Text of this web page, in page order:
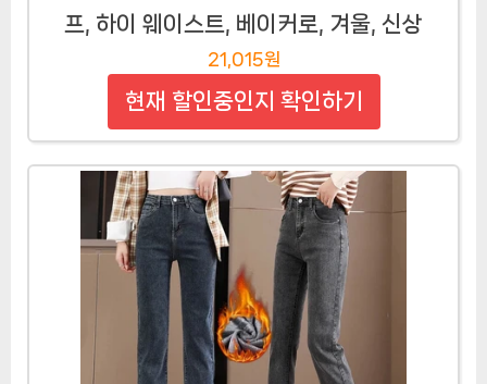
프, 하이 웨이스트, 베이커로, 겨울, 신상
21,015원
현재 할인중인지 확인하기